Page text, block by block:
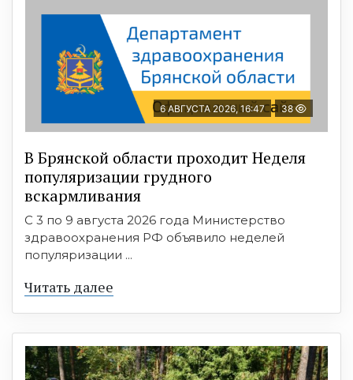
6 АВГУСТА 2026, 16:47 38
В Брянской области проходит Неделя
популяризации грудного
вскармливания
С 3 по 9 августа 2026 года Министерство
здравоохранения РФ объявило неделей
популяризации ...
Читать далее